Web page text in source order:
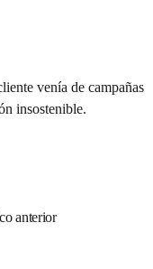
venía de campañas
insostenible.
anterior